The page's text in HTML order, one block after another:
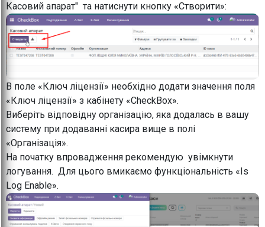
Касовий апарат" та натиснути кнопку «Створити»:
В поле «Ключ ліцензії» необхідно додати значення поля
«Ключ ліцензії» з кабінету «CheckBox».
Виберіть відповідну організацію, яка додалась в вашу
систему при додаванні касира вище в полі
«Організація».
На початку впровадження рекомендую увімкнути
логування. Для цього вмикаємо функціональність «Is
Log Enable».